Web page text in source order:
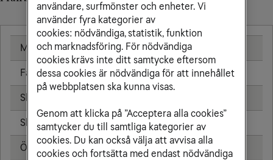
Mobil 2,66 kr/min
Fast telefon 2,66 kr/min
Skicka sms
Skicka mms 0,99 kr
Öppningsavgift 0,00 kr
användare, surfmönster och enheter. Vi
använder fyra kategorier av
cookies: nödvändiga, statistik, funktion
och marknadsföring. För nödvändiga
cookies krävs inte ditt samtycke eftersom
dessa cookies är nödvändiga för att innehållet
på webbplatsen ska kunna visas.
Genom att klicka på ”Acceptera alla cookies”
samtycker du till samtliga kategorier av
cookies. Du kan också välja att avvisa alla
cookies och fortsätta med endast nödvändiga